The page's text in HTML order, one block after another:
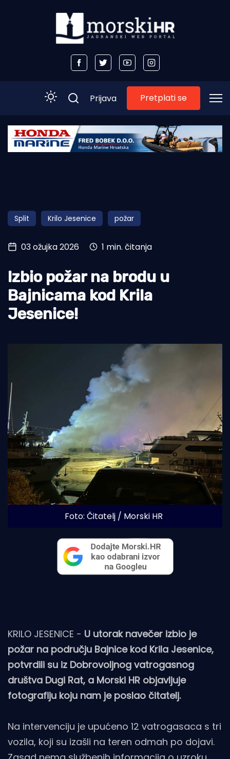
Početna
Obala
Otoci
Turizam i nautika
Pomorstvo
Ribolov
Ekologija
Prijava Pretplati se
Split Krilo Jesenice požar
03 ožujka 2026 1 min. čitanja
Izbio požar na brodu u
Bajnicama kod Krila
Jesenice!
Foto: Čitatelj / Morski HR
KRILO JESENICE - U utorak navečer izbio je
požar na području Bajnice kod Krila Jesenice,
potvrdili su iz Dobrovoljnog vatrogasnog
društva Dugi Rat, a Morski HR objavljuje
fotografiju koju nam je poslao čitatelj.
Na intervenciju je upućeno 12 vatrogasaca s tri
vozila, koji su izašli na teren odmah po dojavi.